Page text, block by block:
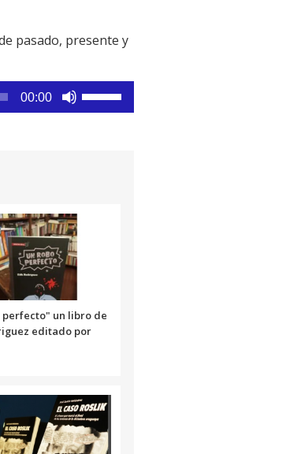
pasado, presente y
00:00
perfecto" un libro de
editado por